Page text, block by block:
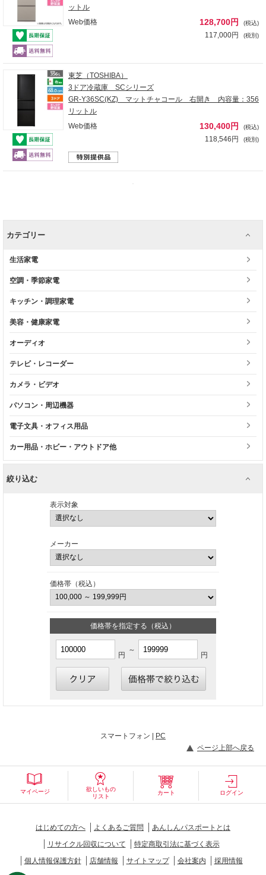
ットル
Web価格
128,700円 (税込)
117,000円 (税別)
東芝（TOSHIBA）
3ドア冷蔵庫 SCシリーズ
GR-Y36SC(KZ) マットチャコール 右開き 内容量：356
リットル
Web価格
130,400円 (税込)
118,546円 (税別)
カテゴリー
生活家電
空調・季節家電
キッチン・調理家電
美容・健康家電
オーディオ
テレビ・レコーダー
カメラ・ビデオ
パソコン・周辺機器
電子文具・オフィス用品
カー用品・ホビー・アウトドア他
絞り込む
表示対象
メーカー
価格帯（税込）
価格帯を指定する（税込）
円
～
円
スマートフォン | PC
ページ上部へ戻る
マイページ
欲しいもの
リスト
カート ログイン
はじめての方へ よくあるご質問
あんしんパスポートとは
リサイクル回収について
特定商取引法に基づく表示
個人情報保護方針
店舗情報 サイトマップ 会社案内 採用情報